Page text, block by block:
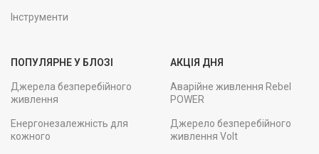
Інструменти
ПОПУЛЯРНЕ У БЛОЗІ
Джерела безперебійного
живлення
Енергонезалежність для
кожного
АКЦІЯ ДНЯ
Аварійне живлення Rebel
POWER
Джерело безперебійного
живлення Volt